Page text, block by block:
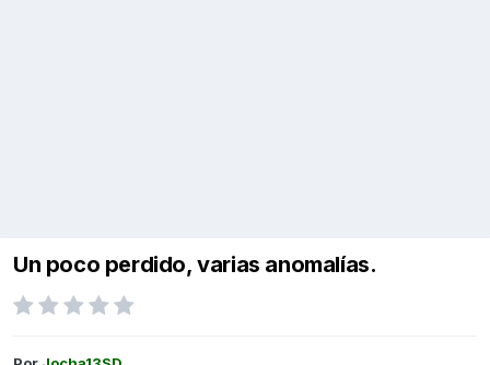
Un poco perdido, varias anomalías.